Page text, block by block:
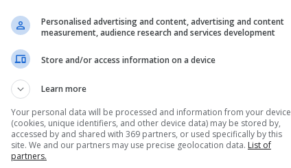
dhe Grasshopperit kishte edhe disa raste të
në fund nuk ia doli të realizoi.
mirë e kishte në minutën e 67-të të ndeshjes
portierin mysafir nga pika e bardhë.
Personalised advertising and content, advertising and content
measurement, audience research and services development
Store and/or access information on a device
Learn more
Your personal data will be processed and information from your device
(cookies, unique identifiers, and other device data) may be stored by,
accessed by and shared with 369 partners, or used specifically by this
site. We and our partners may use precise geolocation data. List of
partners.